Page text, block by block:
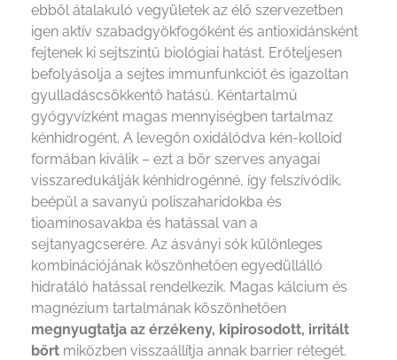
ebből átalakuló vegyületek az élő szervezetben
igen aktív szabadgyökfogóként és antioxidánsként
fejtenek ki sejtszintű biológiai hatást. Erőteljesen
befolyásolja a sejtes immunfunkciót és igazoltan
gyulladáscsökkentő hatású. Kéntartalmú
gyógyvízként magas mennyiségben tartalmaz
kénhidrogént. A levegőn oxidálódva kén-kolloid
formában kiválik – ezt a bőr szerves anyagai
visszaredukálják kénhidrogénné, így felszívódik,
beépül a savanyú poliszaharidokba és
tioaminosavakba és hatással van a
sejtanyagcserére. Az ásványi sók különleges
kombinációjának köszönhetően egyedüllálló
hidratáló hatással rendelkezik. Magas kálcium és
magnézium tartalmának köszönhetően
megnyugtatja az érzékeny, kipirosodott, irritált
bőrt miközben visszaállítja annak barrier rétegét.